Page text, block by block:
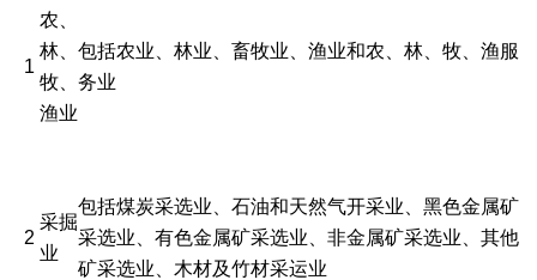
1
农、
林、
牧、
渔业
包括农业、林业、畜牧业、渔业和农、林、牧、渔服
务业
2
采掘
业
包括煤炭采选业、石油和天然气开采业、黑色金属矿
采选业、有色金属矿采选业、非金属矿采选业、其他
矿采选业、木材及竹材采运业